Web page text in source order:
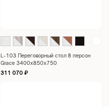
L-103 Переговорный стол 8 персон
Grace 3400х850х750
311 070 ₽